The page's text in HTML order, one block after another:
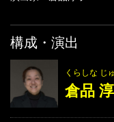
構成・演出
くらしな じ
倉品